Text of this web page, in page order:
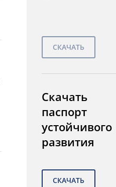
Скачать
паспорт
устойчивого
развития